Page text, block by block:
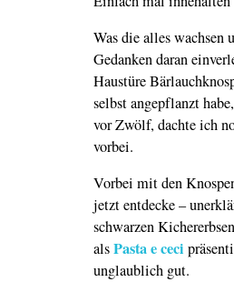
Was die alles wachsen
Gedanken daran
Haustüre
selbst angepflanzt
vor Zwölf, dachte ich
vorbei.
Vorbei mit den
jetzt entdecke –
schwarzen
alsPasta e ceci
unglaublich gut.